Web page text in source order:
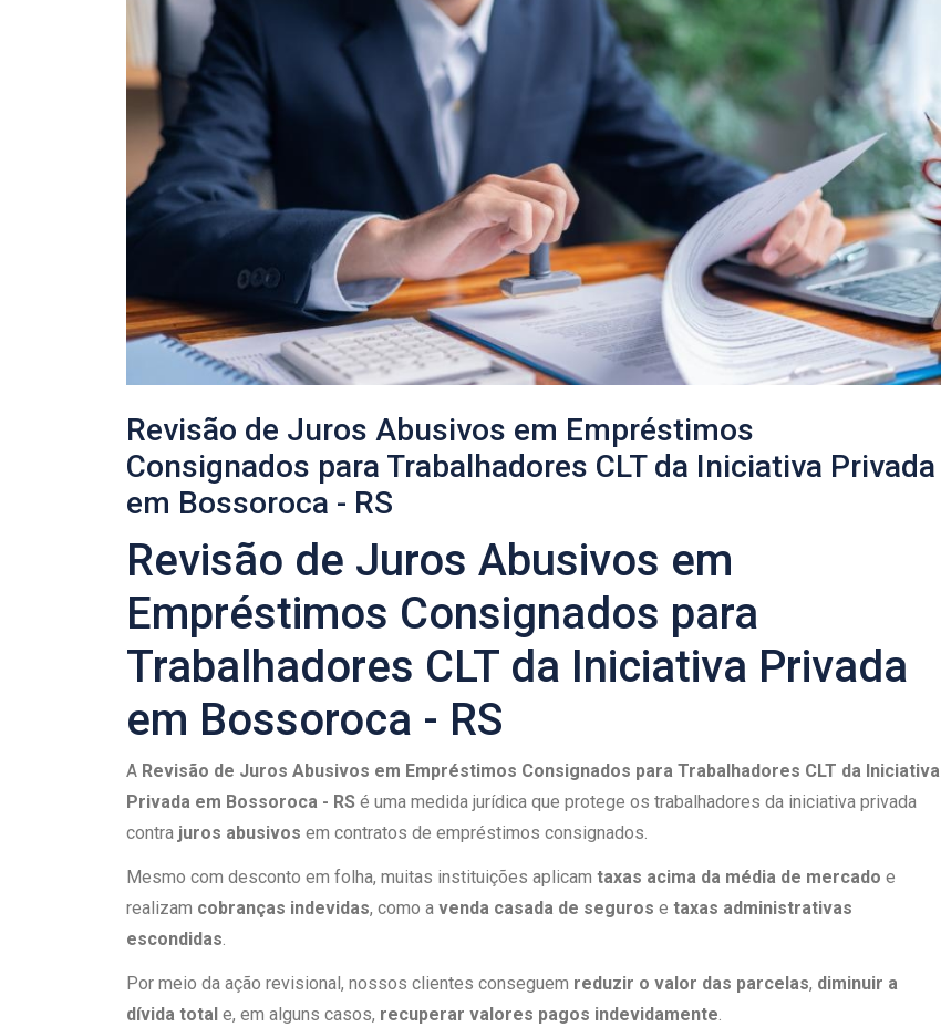
Revisão de Juros Abusivos em Empréstimos
Consignados para Trabalhadores CLT da Iniciativa Privada
em Bossoroca​ - RS
Revisão de Juros Abusivos em
Empréstimos Consignados para
Trabalhadores CLT da Iniciativa Privada
em Bossoroca​ - RS
A Revisão de Juros Abusivos em Empréstimos Consignados para Trabalhadores CLT da Iniciativa
Privada em Bossoroca​ - RS é uma medida jurídica que protege os trabalhadores da iniciativa privada
contra juros abusivos em contratos de empréstimos consignados.
Mesmo com desconto em folha, muitas instituições aplicam taxas acima da média de mercado e
realizam cobranças indevidas, como a venda casada de seguros e taxas administrativas
escondidas.
Por meio da ação revisional, nossos clientes conseguem reduzir o valor das parcelas, diminuir a
dívida total e, em alguns casos, recuperar valores pagos indevidamente.